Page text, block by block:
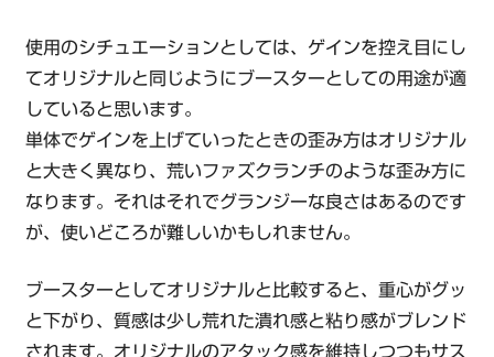
使用のシチュエーションとしては、ゲインを控え目にし
てオリジナルと同じようにブースターとしての用途が適
していると思います。
単体でゲインを上げていったときの歪み方はオリジナル
と大きく異なり、荒いファズクランチのような歪み方に
なります。それはそれでグランジーな良さはあるのです
が、使いどころが難しいかもしれません。
ブースターとしてオリジナルと比較すると、重心がグッ
と下がり、質感は少し荒れた潰れ感と粘り感がブレンド
されます。オリジナルのアタック感を維持しつつもサス